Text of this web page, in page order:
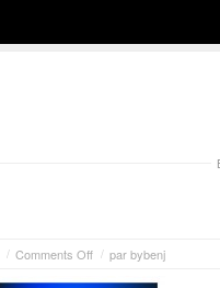
/ Comments Off / parbybenj